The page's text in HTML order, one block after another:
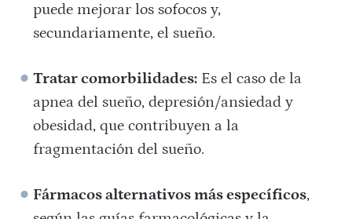
puede mejorar los sofocos y,
secundariamente, el sueño.
Tratar comorbilidades: Es el caso de la
apnea del sueño, depresión/ansiedad y
obesidad, que contribuyen a la
fragmentación del sueño.
Fármacos alternativos más específicos,